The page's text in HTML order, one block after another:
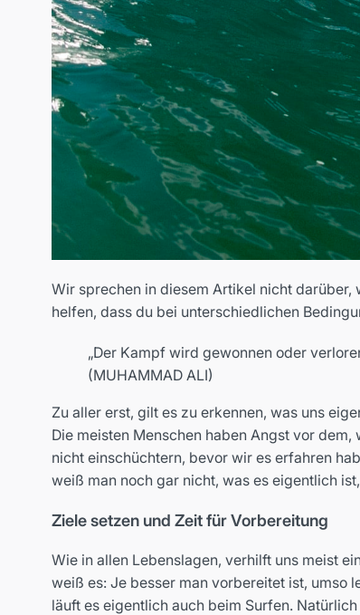
Wir sprechen in diesem Artikel nicht
helfen, dass du bei unterschiedlichen
„Der Kampf wird gewonnen oder
(MUHAMMAD ALI)
Zu aller erst, gilt es zu erkennen, was uns
Die meisten Menschen haben Angst vor
nicht einschüchtern, bevor wir es erfahren
weiß man noch gar nicht, was es eigentlich
Ziele setzen und Zeit für Vorbereitung
Wie in allen Lebenslagen, verhilft uns meist
weiß es: Je besser man vorbereitet ist, umso
läuft es eigentlich auch beim Surfen.